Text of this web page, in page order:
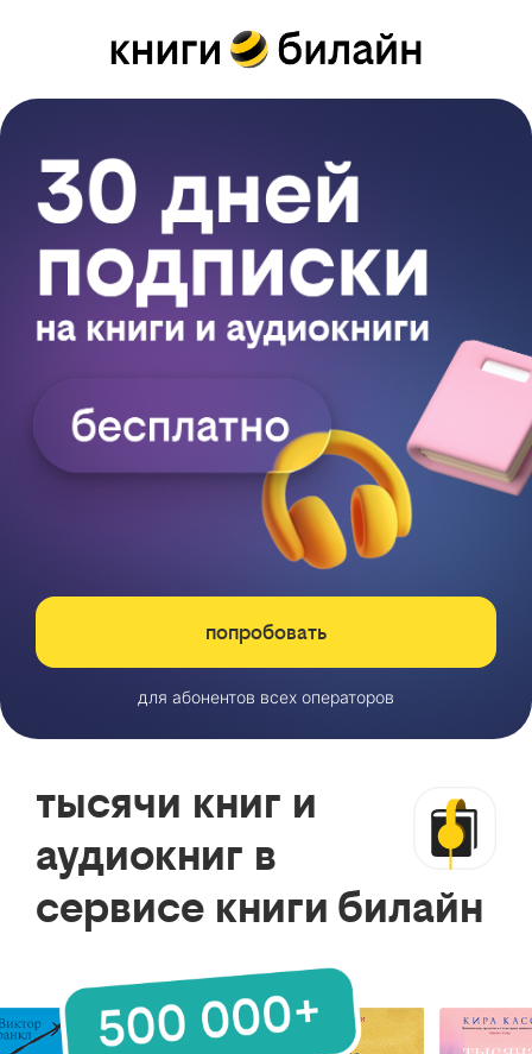
попробовать
для абонентов всех операторов
тысячи книг и
аудиокниг в
сервисе книги билайн